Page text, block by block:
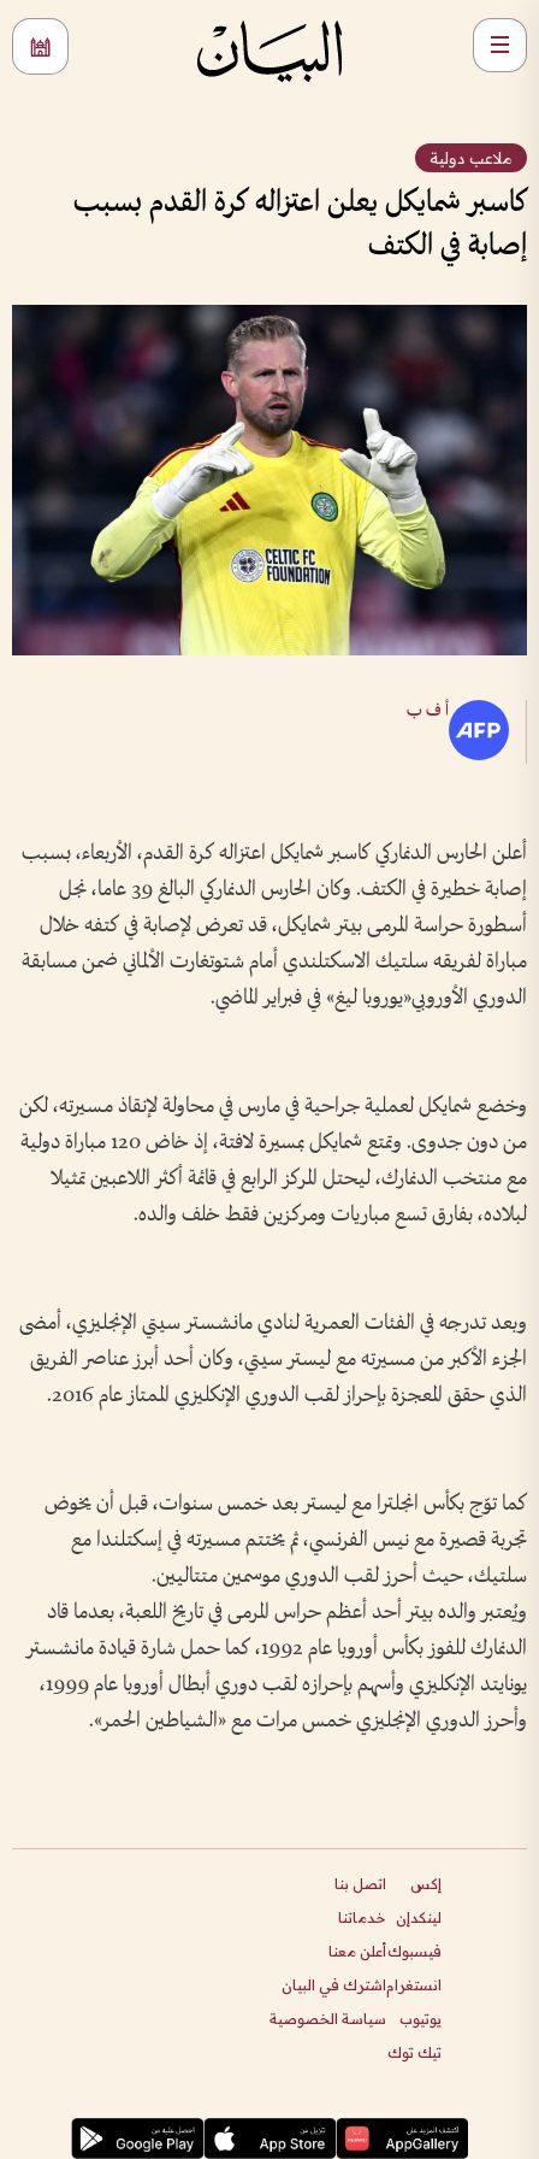
ملاعب دولية
كاسبر شمايكل يعلن اعتزاله كرة القدم بسبب
إصابة في الكتف
أ ف ب
أعلن الحارس الدنماركي كاسبر شمايكل اعتزاله كرة القدم، الأربعاء، بسبب
إصابة خطيرة في الكتف. وكان الحارس الدنماركي البالغ 39 عاما، نجل
أسطورة حراسة المرمى بيتر شمايكل، قد تعرض لإصابة في كتفه خلال
مباراة لفريقه سلتيك الاسكتلندي أمام شتوتغارت الألماني ضمن مسابقة
الدوري الأوروبي«يوروبا ليغ» في فبراير الماضي.
وخضع شمايكل لعملية جراحية في مارس في محاولة لإنقاذ مسيرته، لكن
من دون جدوى. وتمتع شمايكل بمسيرة لافتة، إذ خاض 120 مباراة دولية
مع منتخب الدنمارك، ليحتل المركز الرابع في قائمة أكثر اللاعبين تمثيلا
لبلاده، بفارق تسع مباريات ومركزين فقط خلف والده.
وبعد تدرجه في الفئات العمرية لنادي مانشستر سيتي الإنجليزي، أمضى
الجزء الأكبر من مسيرته مع ليستر سيتي، وكان أحد أبرز عناصر الفريق
الذي حقق المعجزة بإحراز لقب الدوري الإنكليزي الممتاز عام 2016.
كما توّج بكأس انجلترا مع ليستر بعد خمس سنوات، قبل أن يخوض
تجربة قصيرة مع نيس الفرنسي، ثم يختتم مسيرته في إسكتلندا مع
سلتيك، حيث أحرز لقب الدوري موسمين متتاليين.
ويُعتبر والده بيتر أحد أعظم حراس المرمى في تاريخ اللعبة، بعدما قاد
الدنمارك للفوز بكأس أوروبا عام 1992، كما حمل شارة قيادة مانشستر
يونايتد الإنكليزي وأسهم بإحرازه لقب دوري أبطال أوروبا عام 1999،
وأحرز الدوري الإنجليزي خمس مرات مع «الشياطين الحمر».
إكس
لينكدإن
فيسبوك
انستغرام
يوتيوب
تيك توك
اتصل بنا
خدماتنا
أعلن معنا
اشترك في البيان
سياسة الخصوصية